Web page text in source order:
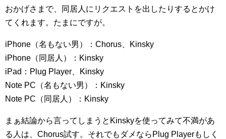
おかげさまで、同居人にリクエストを出したりするとかけ
てくれます。たまにですが。
iPhone（名もない男）：Chorus、Kinsky
iPhone（同居人）：Kinsky
iPad：Plug Player、Kinsky
Note PC（名もない男）：Kinsky
Note PC（同居人）：Kinsky
まぁ結論から言ってしまうとKinskyを使ってみて不満があ
る人は、Chorus試す。それでもダメならPlug Playerもしく